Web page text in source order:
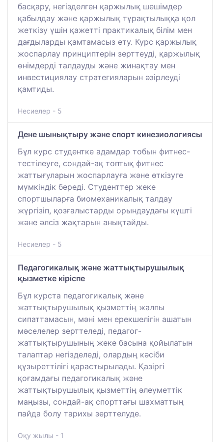
басқару, негізделген қаржылық шешімдер
қабылдау және қаржылық тұрақтылыққа қол
жеткізу үшін қажетті практикалық білім мен
дағдыларды қамтамасыз ету. Курс қаржылық
жоспарлау принциптерін зерттеуді, қаржылық
өнімдерді талдауды және жинақтау мен
инвестициялау стратегияларын әзірлеуді
қамтиды.
Несиелер - 5
Дене шынықтыру және спорт кинезиологиясы
Бұл курс студентке адамдар тобын фитнес-
тестілеуге, сондай-ақ топтық фитнес
жаттығуларын жоспарлауға және өткізуге
мүмкіндік береді. Студенттер жеке
спортшыларға биомеханикалық талдау
жүргізіп, қозғалыстарды орындаудағы күшті
және әлсіз жақтарын анықтайды.
Несиелер - 5
Педагогикалық және жаттықтырушылық
қызметке кіріспе
Бұл курста педагогикалық және
жаттықтырушылық қызметтің жалпы
сипаттамасын, мәні мен ерекшелігін ашатын
мәселелер зерттеледі, педагог-
жаттықтырушының жеке басына қойылатын
талаптар негізделеді, олардың кәсіби
құзыреттілігі қарастырылады. Қазіргі
қоғамдағы педагогикалық және
жаттықтырушылық қызметтің әлеуметтік
маңызы, сондай-ақ спорттағы шахматтың
пайда болу тарихы зерттелуде.
Оқу жылы - 1